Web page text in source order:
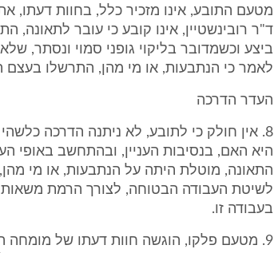
מטעם התובע, אינו מזכיר כלל, בחוות דעתו,
ד"ר רובינשטיין, אינו קובע כי עובר לתאונה,
ביצע וכשמדובר בליקוי גופני סמוי ונסתר,
לאמר כי הנתבעות, או מי מהן, התרשלו
העדר הדרכה
8. אין חולק כי לתובע, לא ניתנה הדרכה
היא האם, בנסיבות העניין, ובהתחשב באופי
התאונה, מוטלת היתה על הנתבעות, או מי
לשיטת העבודה הבטוחה, לצורך הרמת משאות
בעבודה זו.
9. מטעם פלקו, הוגשה חוות דעתו של מומחה